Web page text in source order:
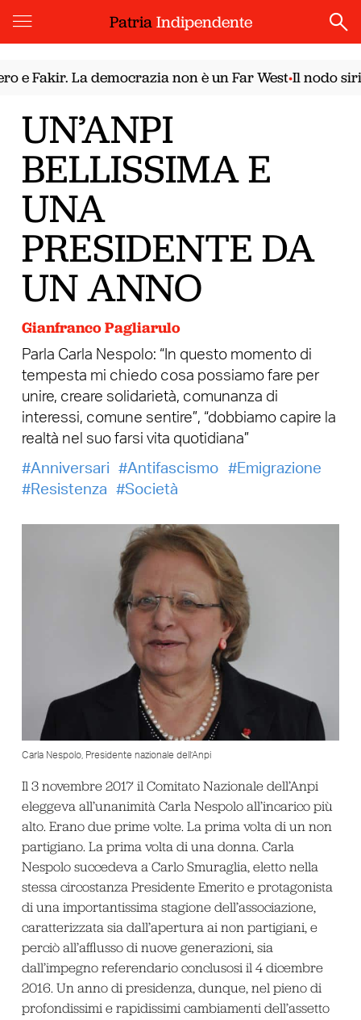
PatriaIndipendente
Fakir. La democrazia non è un Far West•Il nodo
UN’ANPI
BELLISSIMA E
UNA
PRESIDENTE DA
UN ANNO
Gianfranco Pagliarulo
Parla Carla Nespolo: “In questo momento di
tempesta mi chiedo cosa possiamo fare per
unire, creare solidarietà, comunanza di
interessi, comune sentire”, “dobbiamo capire la
realtà nel suo farsi vita quotidiana”
Anniversari
Antifascismo
Emigrazione
Resistenza
Società
Carla Nespolo, Presidente nazionale dell’Anpi
Il 3 novembre 2017 il Comitato Nazionale dell’Anpi
eleggeva all’unanimità Carla Nespolo all’incarico più
alto. Erano due prime volte. La prima volta di un non
partigiano. La prima volta di una donna. Carla
Nespolo succedeva a Carlo Smuraglia, eletto nella
stessa circostanza Presidente Emerito e protagonista
di una importantissima stagione dell’associazione,
caratterizzata sia dall’apertura ai non partigiani, e
perciò all’afflusso di nuove generazioni, sia
dall’impegno referendario conclusosi il 4 dicembre
2016. Un anno di presidenza, dunque, nel pieno di
profondissimi e rapidissimi cambiamenti dell’assetto